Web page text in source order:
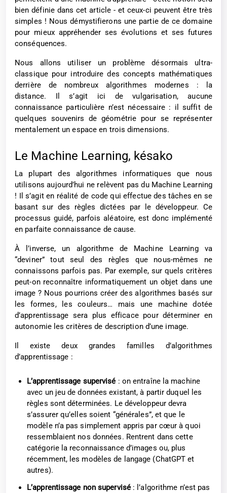
bien définie dans cet article - et ceux-ci peuvent être très
simples ! Nous démystifierons une partie de ce domaine
pour mieux appréhender ses évolutions et ses futures
conséquences.
Nous allons utiliser un problème désormais ultra-
classique pour introduire des concepts mathématiques
derrière de nombreux algorithmes modernes : la
distance. Il s’agit ici de vulgarisation, aucune
connaissance particulière n’est nécessaire : il suffit de
quelques souvenirs de géométrie pour se représenter
mentalement un espace en trois dimensions.
Le Machine Learning, késako
La plupart des algorithmes informatiques que nous
utilisons aujourd’hui ne relèvent pas du Machine Learning
! Il s’agit en réalité de code qui effectue des tâches en se
basant sur des règles dictées par le développeur. Ce
processus guidé, parfois aléatoire, est donc implémenté
en parfaite connaissance de cause.
À l’inverse, un algorithme de Machine Learning va
“deviner” tout seul des règles que nous-mêmes ne
connaissons parfois pas. Par exemple, sur quels critères
peut-on reconnaître informatiquement un objet dans une
image ? Nous pourrions créer des algorithmes basés sur
les formes, les couleurs… mais une machine dotée
d’apprentissage sera plus efficace pour déterminer en
autonomie les critères de description d’une image.
Il existe deux grandes familles d’algorithmes
d’apprentissage :
L’apprentissage supervisé : on entraîne la machine
avec un jeu de données existant, à partir duquel les
règles sont déterminées. Le développeur devra
s’assurer qu’elles soient “générales”, et que le
modèle n’a pas simplement appris par cœur à quoi
ressemblaient nos données. Rentrent dans cette
catégorie la reconnaissance d’images ou, plus
récemment, les modèles de langage (ChatGPT et
autres).
L’apprentissage non supervisé: l’algorithme n’est pas